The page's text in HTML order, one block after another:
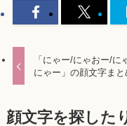
「にゃー/にゃおー/に
にゃー」の顔文字まと
顔文字を探した